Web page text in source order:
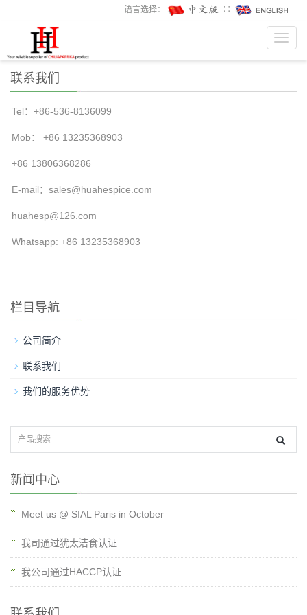
语言选择： ∷
联系我们
Tel：+86-536-8136099
Mob： +86 13235368903
+86 13806368286
E-mail： sales@huahespice.com
huahesp@126.com
Whatsapp: +86 13235368903
栏目导航
公司简介
联系我们
我们的服务优势
新闻中心
Meet us @ SIAL Paris in October
我司通过犹太洁食认证
我公司通过HACCP认证